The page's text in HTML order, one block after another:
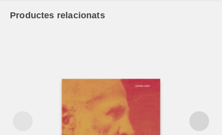
Productes relacionats